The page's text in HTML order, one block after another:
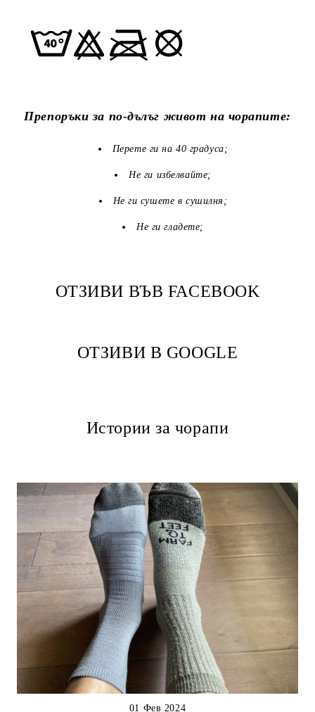
Препоръки за по-дълъг живот на чорапите:
Перете ги на 40 градуса;
Не ги избелвайте;
Не ги сушете в сушилня;
Не ги гладете;
ОТЗИВИ ВЪВ FACEBOOK
ОТЗИВИ В GOOGLE
Истории за чорапи
01 Фев 2024